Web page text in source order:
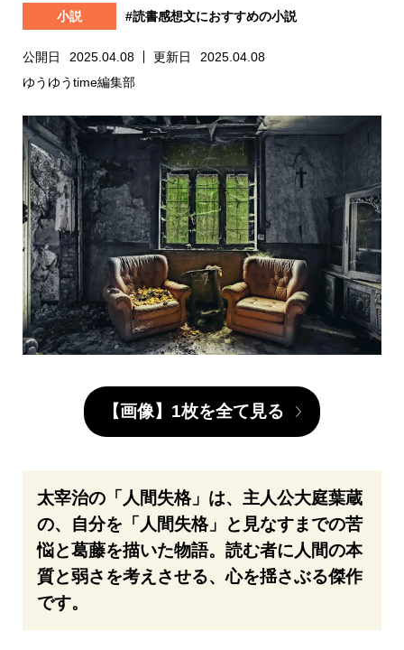
小説 #読書感想文におすすめの小説
公開日 2025.04.08 更新日
2025.04.08
ゆうゆうtime編集部
【画像】1枚を全て見る
太宰治の「人間失格」は、主人公大庭葉蔵
の、自分を「人間失格」と見なすまでの苦
悩と葛藤を描いた物語。読む者に人間の本
質と弱さを考えさせる、心を揺さぶる傑作
です。